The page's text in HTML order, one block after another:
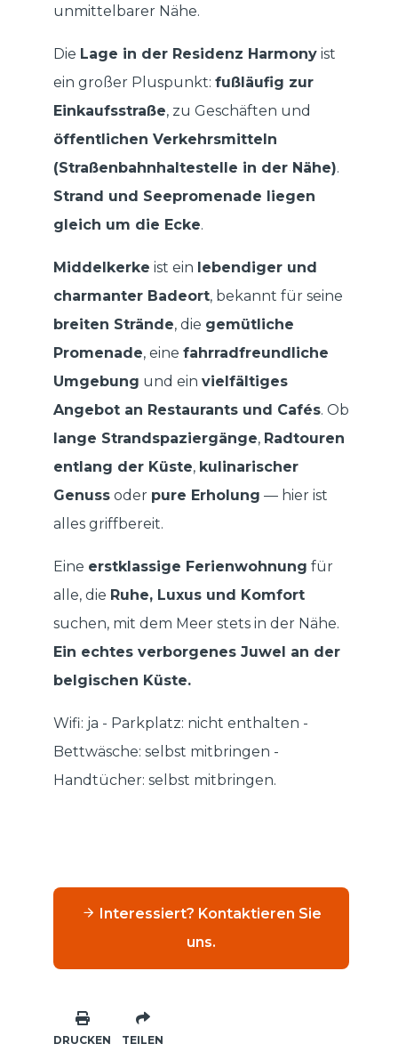
unmittelbarer Nähe.
Die Lage in der Residenz Harmony ist
ein großer Pluspunkt: fußläufig zur
Einkaufsstraße, zu Geschäften und
öffentlichen Verkehrsmitteln
(Straßenbahnhaltestelle in der Nähe).
Strand und Seepromenade liegen
gleich um die Ecke.
Middelkerke ist ein lebendiger und
charmanter Badeort, bekannt für seine
breiten Strände, die gemütliche
Promenade, eine fahrradfreundliche
Umgebung und ein vielfältiges
Angebot an Restaurants und Cafés. Ob
lange Strandspaziergänge, Radtouren
entlang der Küste, kulinarischer
Genuss oder pure Erholung — hier ist
alles griffbereit.
Eine erstklassige Ferienwohnung für
alle, die Ruhe, Luxus und Komfort
suchen, mit dem Meer stets in der Nähe.
Ein echtes verborgenes Juwel an der
belgischen Küste.
Wifi: ja - Parkplatz: nicht enthalten -
Bettwäsche: selbst mitbringen -
Handtücher: selbst mitbringen.
uns.
DRUCKEN TEILEN